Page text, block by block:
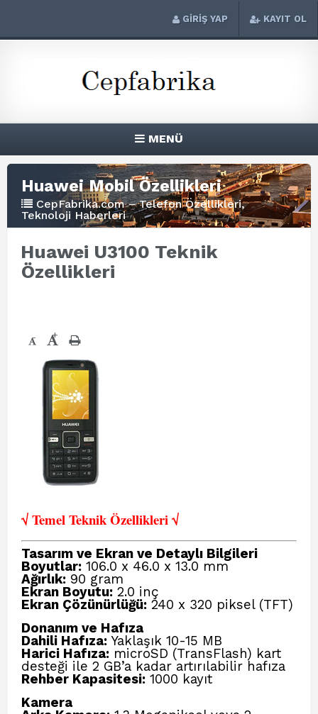
GİRİŞ YAP KAYIT OL
MENÜ
Huawei Mobil Özellikleri
CepFabrika.com – Telefon Özellikleri,
Teknoloji Haberleri
Huawei U3100 Teknik
Özellikleri
- +
√ Temel Teknik Özellikleri √
Tasarım ve Ekran ve Detaylı Bilgileri
Boyutlar: 106.0 x 46.0 x 13.0 mm
Ağırlık: 90 gram
Ekran Boyutu: 2.0 inç
Ekran Çözünürlüğü: 240 x 320 piksel (TFT)
Donanım ve Hafıza
Dahili Hafıza: Yaklaşık 10-15 MB
Harici Hafıza: microSD (TransFlash) kart
desteği ile 2 GB’a kadar artırılabilir hafıza
Rehber Kapasitesi: 1000 kayıt
Kamera